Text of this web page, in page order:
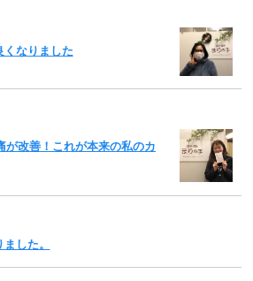
くなりました
が改善！これが本来の私のカ
した。